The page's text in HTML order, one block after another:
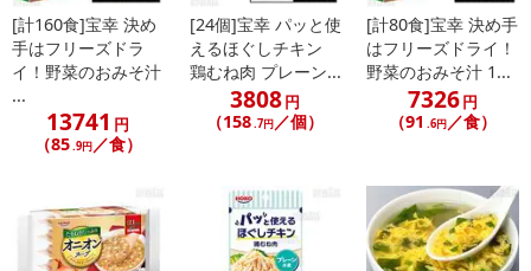
[計160食]宝幸 決め
手はフリーズドラ
イ！野菜のおみそ汁
...
13741 円
（85.9円／食）
[24個]宝幸 パッと使
えるほぐしチキン
鶏むね肉 プレーン...
3808円
（158.7円／個）
[計80食]宝幸 決め手
はフリーズドライ！
野菜のおみそ汁 1...
7326円
（91 .6円／食）